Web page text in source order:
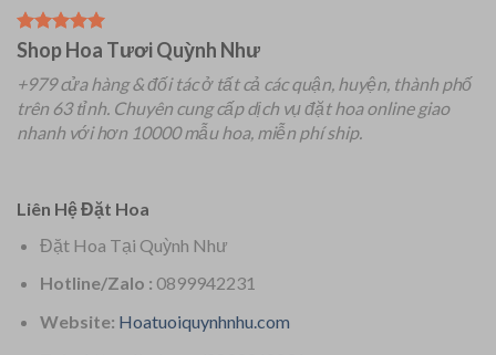
Shop Hoa Tươi Quỳnh Như
+979 cửa hàng & đối tác ở tất cả các quận, huyện, thành phố
trên 63 tỉnh. Chuyên cung cấp dịch vụ đặt hoa online giao
nhanh với hơn 10000 mẫu hoa, miễn phí ship.
Liên Hệ Đặt Hoa
Đặt Hoa Tại Quỳnh Như
Hotline/Zalo : 0899942231
Website: Hoatuoiquynhnhu.com